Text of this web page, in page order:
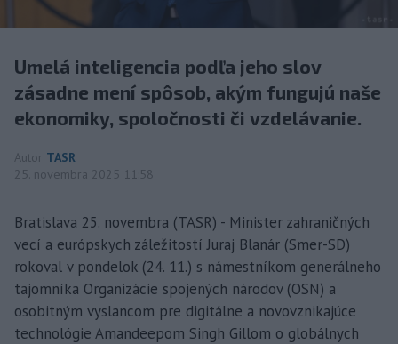
Umelá inteligencia podľa jeho slov
zásadne mení spôsob, akým fungujú naše
ekonomiky, spoločnosti či vzdelávanie.
Autor TASR
25. novembra 2025 11:58
Bratislava 25. novembra (TASR) - Minister zahraničných
vecí a európskych záležitostí Juraj Blanár (Smer-SD)
rokoval v pondelok (24. 11.) s námestníkom generálneho
tajomníka Organizácie spojených národov (OSN) a
osobitným vyslancom pre digitálne a novovznikajúce
technológie Amandeepom Singh Gillom o globálnych